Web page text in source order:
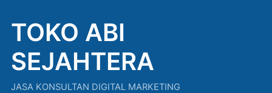
TOKO ABI
SEJAHTERA
JASA KONSULTAN DIGITAL MARKETING